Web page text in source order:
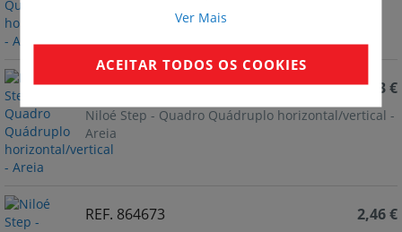
REF. 864674
Niloé Step - Quadro Quádruplo horizontal/vertical -
Areia
3,23 €
REF. 864673 2,46 €
Ver Mais
ACEITAR TODOS OS COOKIES